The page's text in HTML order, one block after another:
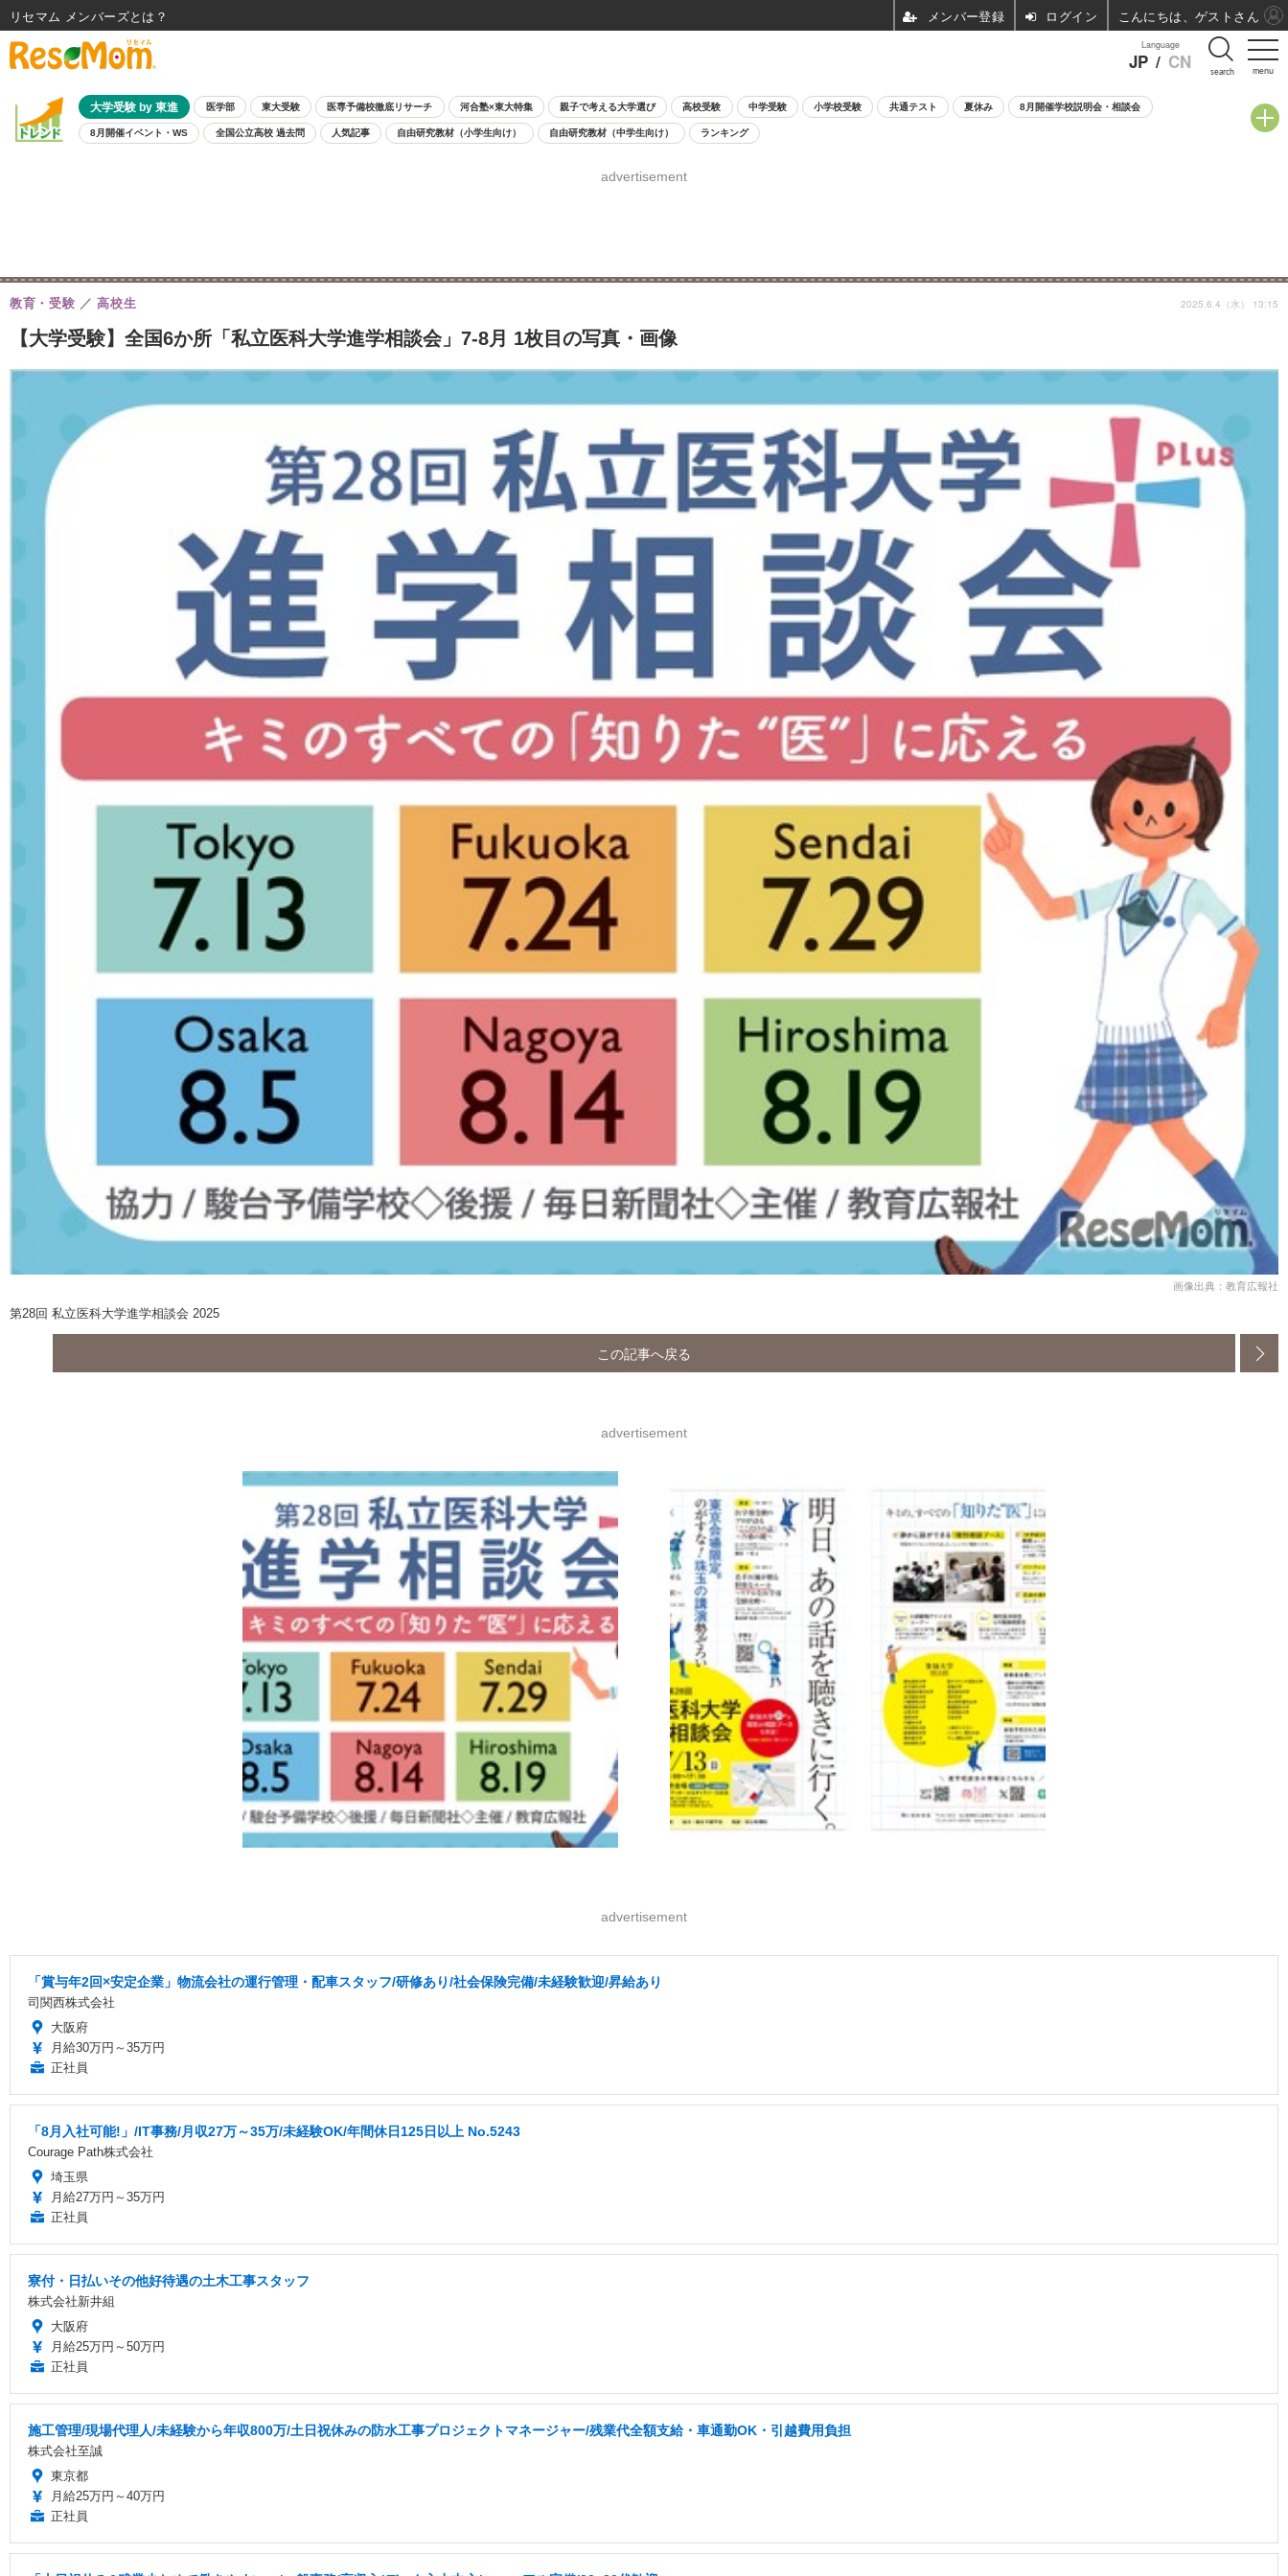
menu
Language
JP / CN search
大学受験 by 東進 医学部 東大受験 医専予備校徹底リサーチ 河合塾×東大特集 親子で考える大学選び 高校受験 中学受験 小学校受験 共通テスト 夏休み 8月開催学校説明会・相談会
8月開催イベント・WS 全国公立高校 過去問 人気記事 自由研究教材（小学生向け） 自由研究教材（中学生向け） ランキング
advertisement
【大学受験】全国6か所「私立医科大学進学相談会」7-8月 1枚目の写真・画像
教育・受験 高校生 2025.6.4（水） 13:15
画像出典：教育広報社
第28回 私立医科大学進学相談会 2025
この記事へ戻る
advertisement
advertisement
「賞与年2回×安定企業」物流会社の運行管理・配車スタッフ/研修あり/社会保険完備/未経験歓迎/昇給あり
司関西株式会社
大阪府
月給30万円～35万円
正社員
「8月入社可能!」/IT事務/月収27万～35万/未経験OK/年間休日125日以上 No.5243
Courage Path株式会社
埼玉県
月給27万円～35万円
正社員
寮付・日払いその他好待遇の土木工事スタッフ
株式会社新井組
大阪府
月給25万円～50万円
正社員
施工管理/現場代理人/未経験から年収800万/土日祝休みの防水工事プロジェクトマネージャー/残業代全額支給・車通勤OK・引越費用負担
株式会社至誠
東京都
月給25万円～40万円
正社員
リセマム メンバーズ ログイン こんにちは、ゲストさん